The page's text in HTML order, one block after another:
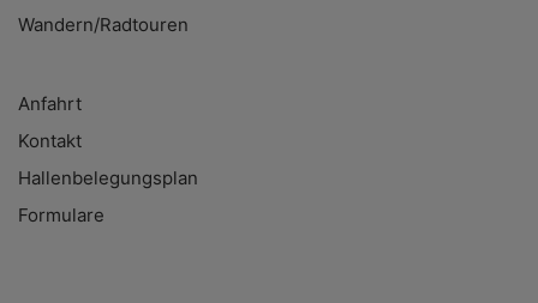
Wandern/Radtouren
Anfahrt
Kontakt
Hallenbelegungsplan
Formulare